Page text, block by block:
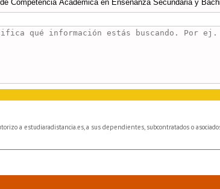
a estudiaradistancia.es, a sus dependientes, subcontratados o